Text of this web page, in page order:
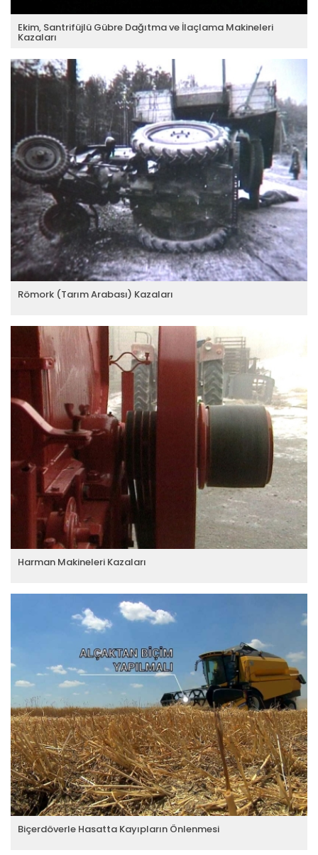
Ekim, Santrifüjlü Gübre Dağıtma ve İlaçlama Makineleri
Kazaları
Römork (Tarım Arabası) Kazaları
Harman Makineleri Kazaları
Biçerdöverle Hasatta Kayıpların Önlenmesi